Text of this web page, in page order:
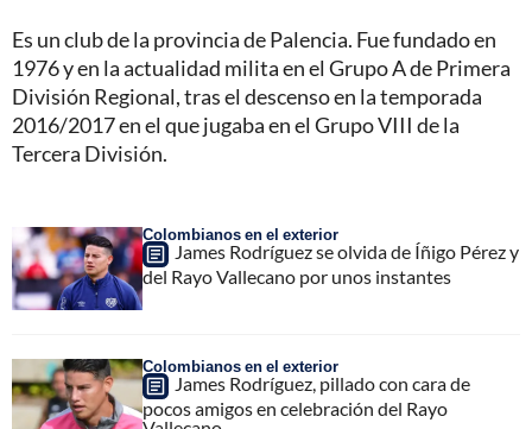
Es un club de la provincia de Palencia. Fue fundado en
1976 y en la actualidad milita en el Grupo A de Primera
División Regional, tras el descenso en la temporada
2016/2017 en el que jugaba en el Grupo VIII de la
Tercera División.
Colombianos en el exterior
James Rodríguez se olvida de Íñigo Pérez y
del Rayo Vallecano por unos instantes
Colombianos en el exterior
James Rodríguez, pillado con cara de
pocos amigos en celebración del Rayo